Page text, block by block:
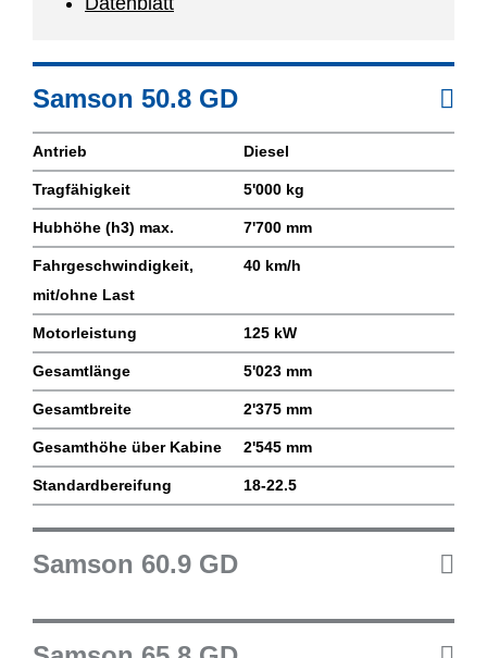
Samson 50.8 GD
Antrieb Diesel
Tragfähigkeit 5'000 kg
Hubhöhe (h3) max. 7'700 mm
Fahrgeschwindigkeit,
mit/ohne Last
40 km/h
Motorleistung 125 kW
Gesamtlänge 5'023 mm
Gesamtbreite 2'375 mm
Gesamthöhe über Kabine 2'545 mm
Standardbereifung 18-22.5
Samson 60.9 GD